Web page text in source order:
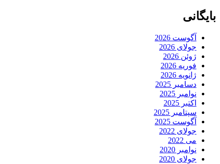
بایگانی
آگوست 2026
جولای 2026
ژوئن 2026
فوریه 2026
ژانویه 2026
دسامبر 2025
نوامبر 2025
اکتبر 2025
سپتامبر 2025
آگوست 2025
جولای 2022
می 2022
نوامبر 2020
جولای 2020